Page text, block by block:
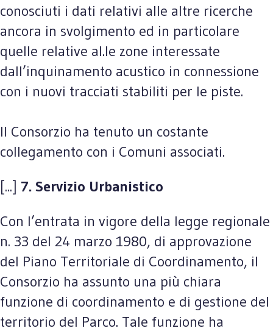
conosciuti i dati relativi alle altre ricerche
ancora in svolgimento ed in particolare
quelle relative al.le zone interessate
dall’inquinamento acustico in connessione
con i nuovi tracciati stabiliti per le piste.
Il Consorzio ha tenuto un costante
collegamento con i Comuni associati.
[...] 7. Servizio Urbanistico
Con l’entrata in vigore della legge regionale
n. 33 del 24 marzo 1980, di approvazione
del Piano Territoriale di Coordinamento, il
Consorzio ha assunto una più chiara
funzione di coordinamento e di gestione del
territorio del Parco. Tale funzione ha